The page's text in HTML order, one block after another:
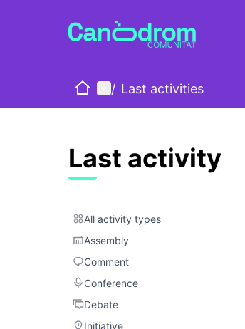
HomeMain menu
/ Last activities
Last activity
All activity types
All activity types
Assembly
Assembly
Comment
Comment
Conference
Conference
DebateDebate
Initiative
Initiative